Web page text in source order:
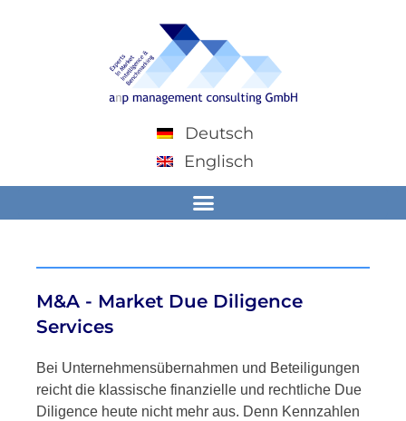
Deutsch
Englisch
M&A - Market Due Diligence
Services
Bei Unternehmensübernahmen und Beteiligungen
reicht die klassische finanzielle und rechtliche Due
Diligence heute nicht mehr aus. Denn Kennzahlen